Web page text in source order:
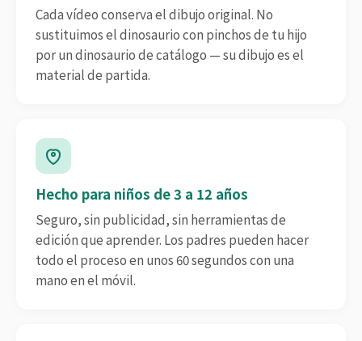
Cada vídeo conserva el dibujo original. No
sustituimos el dinosaurio con pinchos de tu hijo
por un dinosaurio de catálogo — su dibujo es el
material de partida.
Hecho para niños de 3 a 12 años
Seguro, sin publicidad, sin herramientas de
edición que aprender. Los padres pueden hacer
todo el proceso en unos 60 segundos con una
mano en el móvil.